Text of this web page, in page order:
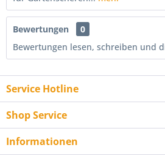
Bewertungen
0
Bewertungen lesen, schreiben und
Service Hotline
Shop Service
Informationen